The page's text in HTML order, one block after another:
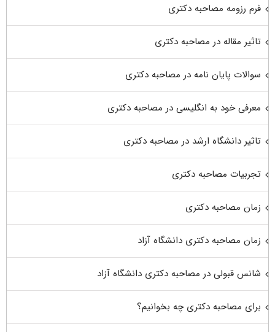
فرم رزومه مصاحبه دکتری
تاثیر مقاله در مصاحبه دکتری
سوالات پایان نامه در مصاحبه دکتری
معرفی خود به انگلیسی در مصاحبه دکتری
تاثیر دانشگاه ارشد در مصاحبه دکتری
تجربیات مصاحبه دکتری
زمان مصاحبه دکتری
زمان مصاحبه دکتری دانشگاه آزاد
شانس قبولی در مصاحبه دکتری دانشگاه آزاد
برای مصاحبه دکتری چه بخوانیم؟